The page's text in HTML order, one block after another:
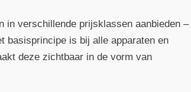
in verschillende prijsklassen aanbieden –
basisprincipe is bij alle apparaten en
deze zichtbaar in de vorm van